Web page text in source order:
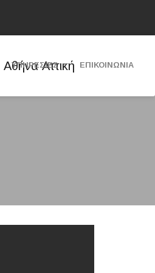
ΥΠΗΡΕΣΙΕΣ ΕΠΙΚΟΙΝΩΝΙΑ